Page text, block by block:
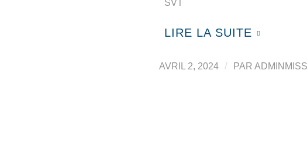
SVT
LIRE LA SUITE
AVRIL 2, 2024 / PAR